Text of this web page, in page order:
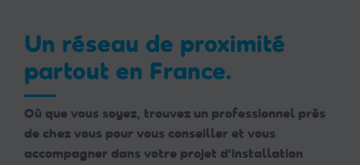
Un réseau de proximité
partout en France.
Où que vous soyez, trouvez un professionnel près
de chez vous pour vous conseiller et vous
accompagner dans votre projet d'installation